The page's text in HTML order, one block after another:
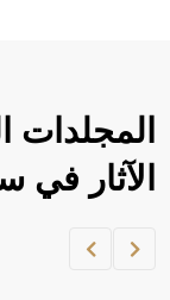
الآثار في